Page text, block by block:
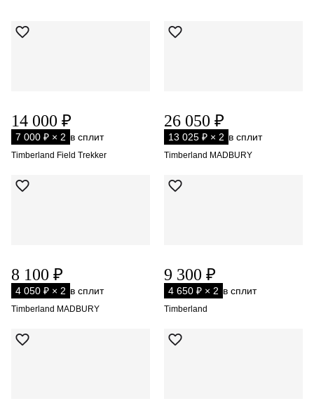
14 000 ₽
7 000 ₽ × 2 в сплит
Timberland Field Trekker
26 050 ₽
13 025 ₽ × 2 в сплит
Timberland MADBURY
8 100 ₽
4 050 ₽ × 2 в сплит
Timberland MADBURY
9 300 ₽
4 650 ₽ × 2 в сплит
Timberland